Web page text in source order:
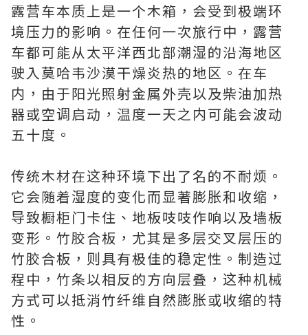
露营车本质上是一个木箱，会受到极端环
境压力的影响。在任何一次旅行中，露营
车都可能从太平洋西北部潮湿的沿海地区
驶入莫哈韦沙漠干燥炎热的地区。在车
内，由于阳光照射金属外壳以及柴油加热
器或空调启动，温度一天之内可能会波动
五十度。
传统木材在这种环境下出了名的不耐烦。
它会随着湿度的变化而显著膨胀和收缩，
导致橱柜门卡住、地板吱吱作响以及墙板
变形。竹胶合板，尤其是多层交叉层压的
竹胶合板，则具有极佳的稳定性。制造过
程中，竹条以相反的方向层叠，这种机械
方式可以抵消竹纤维自然膨胀或收缩的特
性。